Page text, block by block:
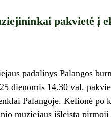
pakvietė į
padalinys Palangos
dienomis 14.30 val.
Palangoje. Kelionė po
muziejaus išleista